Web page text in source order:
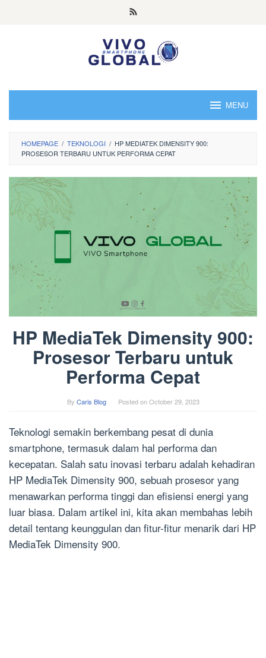
MENU
HOMEPAGE / TEKNOLOGI / HP MEDIATEK DIMENSITY 900:
PROSESOR TERBARU UNTUK PERFORMA CEPAT
HP MediaTek Dimensity 900:
Prosesor Terbaru untuk
Performa Cepat
By Caris Blog Posted onOctober 29, 2023
Teknologi semakin berkembang pesat di dunia
smartphone, termasuk dalam hal performa dan
kecepatan. Salah satu inovasi terbaru adalah kehadiran
HP MediaTek Dimensity 900, sebuah prosesor yang
menawarkan performa tinggi dan efisiensi energi yang
luar biasa. Dalam artikel ini, kita akan membahas lebih
detail tentang keunggulan dan fitur-fitur menarik dari HP
MediaTek Dimensity 900.